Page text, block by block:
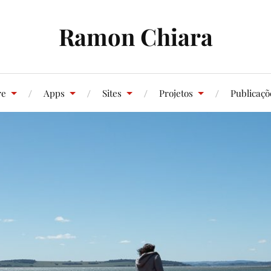
Ramon Chiara
Apps Sites Projetos